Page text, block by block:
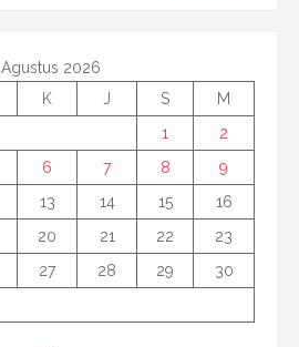
Agustus 2026
K J S
M
1
2
6 7 8
9
13 14 15
16
20 21 22
23
27 28 29
30